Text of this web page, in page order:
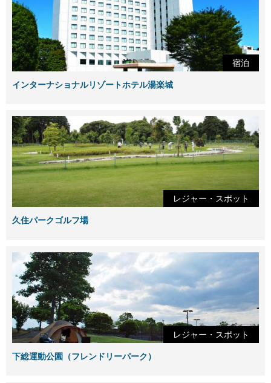
宿泊
インターナショナルリゾートホテル湯楽城
レジャー・スポット
久住パークゴルフ場
レジャー・スポット
下総運動公園（フレンドリーパーク）